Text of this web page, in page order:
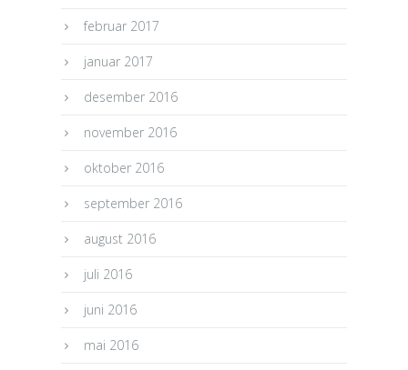
februar 2017
januar 2017
desember 2016
november 2016
oktober 2016
september 2016
august 2016
juli 2016
juni 2016
mai 2016